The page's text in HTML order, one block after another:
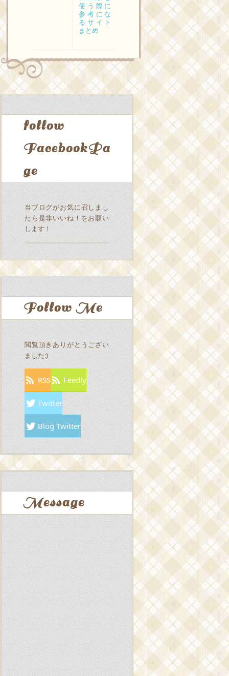
使う際に
参考にな
るサイト
まとめ
follow
FacebookPa
ge
当ブログがお気に召しまし
たら是非いいね！をお願い
します！
Follow Me
閲覧頂きありがとうござい
ました:)
RSS Feedly
Twitter
Blog Twitter
Message